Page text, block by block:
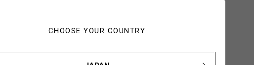
CHOOSE YOUR COUNTRY